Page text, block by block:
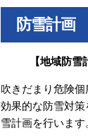
防雪計画
【地域防雪
吹きだまり危険個
効果的な防雪対
雪計画を行います